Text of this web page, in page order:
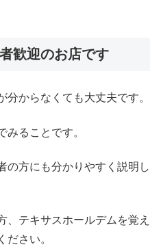
歓迎のお店です
からなくても大丈夫です。
みることです。
の方にも分かりやすく説明し
、テキサスホールデムを覚え
ださい。